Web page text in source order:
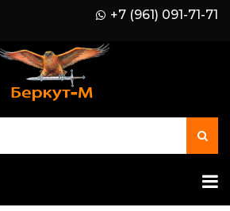
+7 (961) 091-71-71